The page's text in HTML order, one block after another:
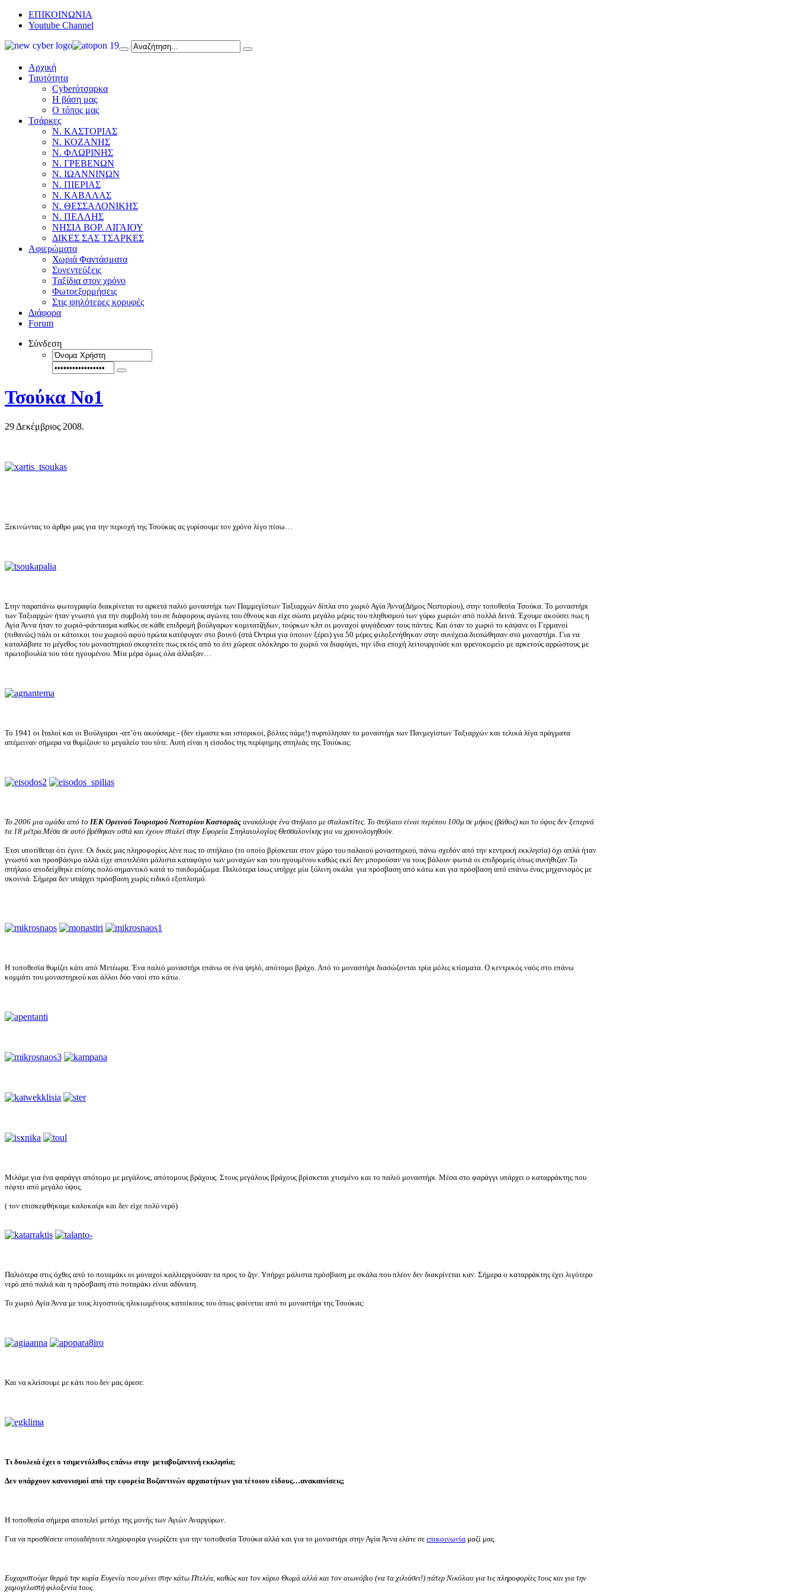
ΕΠΙΚΟΙΝΩΝΙΑ
Youtube Channel
Αρχική
Ταυτότητα
Cyberότσαρκα
Η βάση μας
Ο τόπος μας
Τσάρκες
Ν. ΚΑΣΤΟΡΙΑΣ
Ν. ΚΟΖΑΝΗΣ
Ν. ΦΛΩΡΙΝΗΣ
Ν. ΓΡΕΒΕΝΩΝ
Ν. ΙΩΑΝΝΙΝΩΝ
Ν. ΠΙΕΡΙΑΣ
Ν. ΚΑΒΑΛΑΣ
Ν. ΘΕΣΣΑΛΟΝΙΚΗΣ
Ν. ΠΕΛΛΗΣ
ΝΗΣΙΑ ΒΟΡ. ΑΙΓΑΙΟΥ
ΔΙΚΕΣ ΣΑΣ ΤΣΑΡΚΕΣ
Αφιερώματα
Χωριά Φαντάσματα
Συνεντεύξεις
Ταξίδια στον χρόνο
Φωτοεξορμήσεις
Στις ψηλότερες κορυφές
Διάφορα
Forum
Σύνδεση
Τσούκα Νο1
29 Δεκέμβριος 2008.
Ξεκινώντας το άρθρο μας για την περιοχή της Τσούκας ας γυρίσουμε τον χρόνο λίγο πίσω…
Στην παραπάνω φωτογραφία διακρίνεται το αρκετά παλιό μοναστήρι των Παμμεγίστων Ταξιαρχών δίπλα στο χωριό Αγία Άννα(Δήμος Νεστορίου), στην τοποθεσία Τσούκα. Το μοναστήρι
των Ταξιαρχών ήταν γνωστό για την συμβολή του σε διάφορους αγώνες του έθνους και είχε σώσει μεγάλο μέρος του πληθυσμού των γύρω χωριών από πολλά δεινά. Έχουμε ακούσει πως η
Αγία Άννα ήταν το χωριό-φάντασμα καθώς σε κάθε επιδρομή βούλγαρων κομιτατζήδων, τούρκων κλπ οι μοναχοί φυγάδευαν τους πάντες. Και όταν το χωριό το κάψανε οι Γερμανοί
(πιθανώς) πάλι οι κάτοικοι του χωριού αφού πρώτα κατέφυγαν στο βουνό (στά Όντρια για όποιον ξέρει) για 50 μέρες φιλοξενήθηκαν στην συνέχεια διεσώθησαν στο μοναστήρι. Για να
καταλάβατε το μέγεθος του μοναστηριού σκεφτείτε πως εκτός από το ότι χώρεσε ολόκληρο το χωριό να διαφύγει, την ίδια εποχή λειτουργούσε και φρενοκομείο με αρκετούς αρρώστους με
πρωτοβουλία του τότε ηγουμένου. Μία μέρα όμως όλα άλλαξαν…
Το 1941 οι Ιταλοί και οι Βούλγαροι -απ’ότι ακούσαμε - (δεν είμαστε και ιστορικοί, βόλτες πάμε!) πυρπόλησαν το μοναστήρι των Πανμεγίστων Ταξιαρχών και τελικά λίγα πράγματα
απέμειναν σήμερα να θυμίζουν το μεγαλείο του τότε. Αυτή είναι η είσοδος της περίφημης σπηλιάς της Τσούκας:
Το 2006 μια ομάδα από το ΙΕΚ Ορεινού Τουρισμού Νεστορίου Καστοριάς ανακάλυψε ένα σπήλαιο με σταλακτίτες. Το σπήλαιο είναι περίπου 100μ σε μήκος (βάθος) και το ύψος δεν ξεπερνά
τα 18 μέτρα.Μέσα σε αυτό βρέθηκαν οστά και έχουν σταλεί στην Εφορεία Σπηλαιολογίας Θεσσαλονίκης για να χρονολογηθούν.
Έτσι υποτίθεται ότι έγινε. Οι δικές μας πληροφορίες λένε πως το σπήλαιο (το οποίο βρίσκεται στον χώρο του παλαιού μοναστηριού, πάνω σχεδόν από την κεντρική εκκλησία) όχι απλά ήταν
γνωστό και προσβάσιμο αλλά είχε αποτελέσει μάλιστα καταφύγιο των μοναχών και του ηγουμένου καθώς εκεί δεν μπορούσαν να τους βάλουν φωτιά οι επιδρομείς όπως συνήθιζαν.Το
σπήλαιο αποδείχθηκε επίσης πολύ σημαντικό κατά το παιδομάζωμα. Παλιότερα ίσως υπήρχε μία ξύλινη σκάλα για πρόσβαση από κάτω και για πρόσβαση από επάνω ένας μηχανισμός με
σκοινιά. Σήμερα δεν υπάρχει πρόσβαση χωρίς ειδικό εξοπλισμό.
Η τοποθεσία θυμίζει κάτι από Μετέωρα. Ένα παλιό μοναστήρι επάνω σε ένα ψηλό, απότομο βράχο. Από το μοναστήρι διασώζονται τρία μόλις κτίσματα. Ο κεντρικός ναός στο επάνω
κομμάτι του μοναστηριού και άλλοι δύο ναοί στο κάτω.
Μιλάμε για ένα φαράγγι απότομο με μεγάλους, απότομους βράχους. Στους μεγάλους βράχους βρίσκεται χτισμένο και το παλιό μοναστήρι. Μέσα στο φαράγγι υπάρχει ο καταρράκτης που
πέφτει από μεγάλο ύψος.
( τον επισκεφθήκαμε καλοκαίρι και δεν είχε πολύ νερό)
Παλιότερα στις όχθες από το ποταμάκι οι μοναχοί καλλιεργούσαν τα προς το ζην. Yπήρχε μάλιστα πρόσβαση με σκάλα που πλέον δεν διακρίνεται καν. Σήμερα ο καταρράκτης έχει λιγότερο
νερό από παλιά και η πρόσβαση στο ποταμάκι είναι αδύνατη.
Το χωριό Αγία Άννα με τους λιγοστούς ηλικιωμένους κατοίκους του όπως φαίνεται από το μοναστήρι της Τσούκας:
Και να κλείσουμε με κάτι που δεν μας άρεσε:
Τι δουλειά έχει ο τσιμεντόλιθος επάνω στην μεταβυζαντινή εκκλησία;
Δεν υπάρχουν κανονισμοί από την εφορεία Βυζαντινών αρχαιοτήτων για τέτοιου είδους…ανακαινίσεις;
Η τοποθεσία σήμερα αποτελεί μετόχι της μονής των Αγιών Αναργύρων.
Για να προσθέσετε οποιαδήποτε πληροφορία γνωρίζετε για την τοποθεσία Τσούκα αλλά και για το μοναστήρι στην Αγία Άννα ελάτε σε επικοινωνία μαζί μας.
Ευχαριστούμε θερμά την κυρία Ευγενία που μένει στην κάτω Πτελέα, καθώς και τον κύριο Θωμά αλλά και τον αιωνόβιο (να τα χιλιάσει!) πάτερ Νικόλαο για τις πληροφορίες τους και για την
χαμογελαστή φιλοξενία τους.